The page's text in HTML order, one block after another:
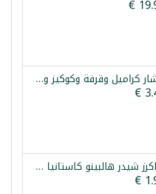
بوشار كراميل وقرفة وكوكيز ويثررز 140غ
كراكرز شيدر هالبينو كاستانيا 100غ